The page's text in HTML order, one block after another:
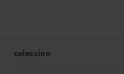
coleccion